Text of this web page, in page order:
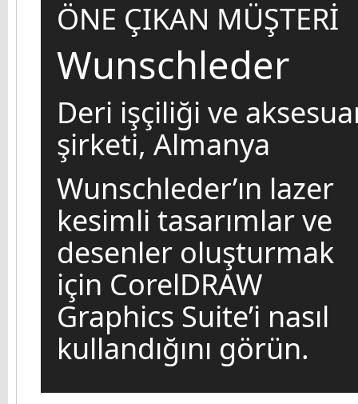
ÖNE ÇIKAN MÜŞTERİ
Wunschleder
Deri işçiliği ve
şirketi, Almanya
Wunschleder’ın lazer
kesimli tasarımlar ve
desenler oluşturmak
için CorelDRAW
Graphics Suite’i nasıl
kullandığını görün.